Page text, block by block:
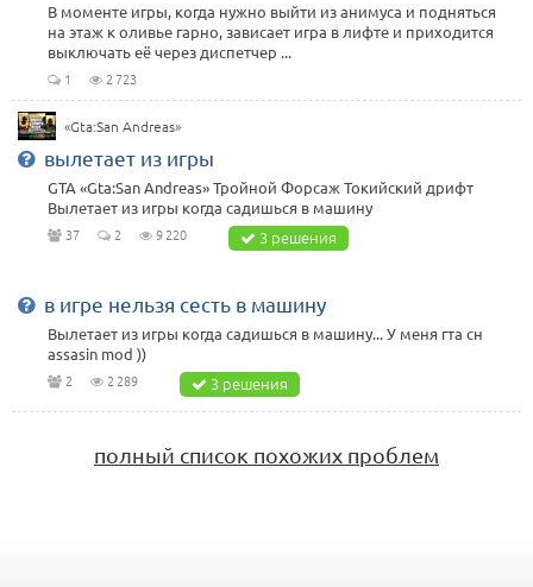
В моменте игры, когда нужно выйти из анимуса и подняться
на этаж к оливье гарно, зависает игра в лифте и приходится
выключать её через диспетчер ...
1 2 723
«Gta:San Andreas»
вылетает из игры
GTA «Gta:San Andreas» Тройной Форсаж Токийский дрифт
Вылетает из игры когда садишься в машину
37 2 9 220 3 решения
в игре нельзя сесть в машину
Вылетает из игры когда садишься в машину... У меня гта сн
assasin mod ))
2 2 289 3 решения
полный список похожих проблем